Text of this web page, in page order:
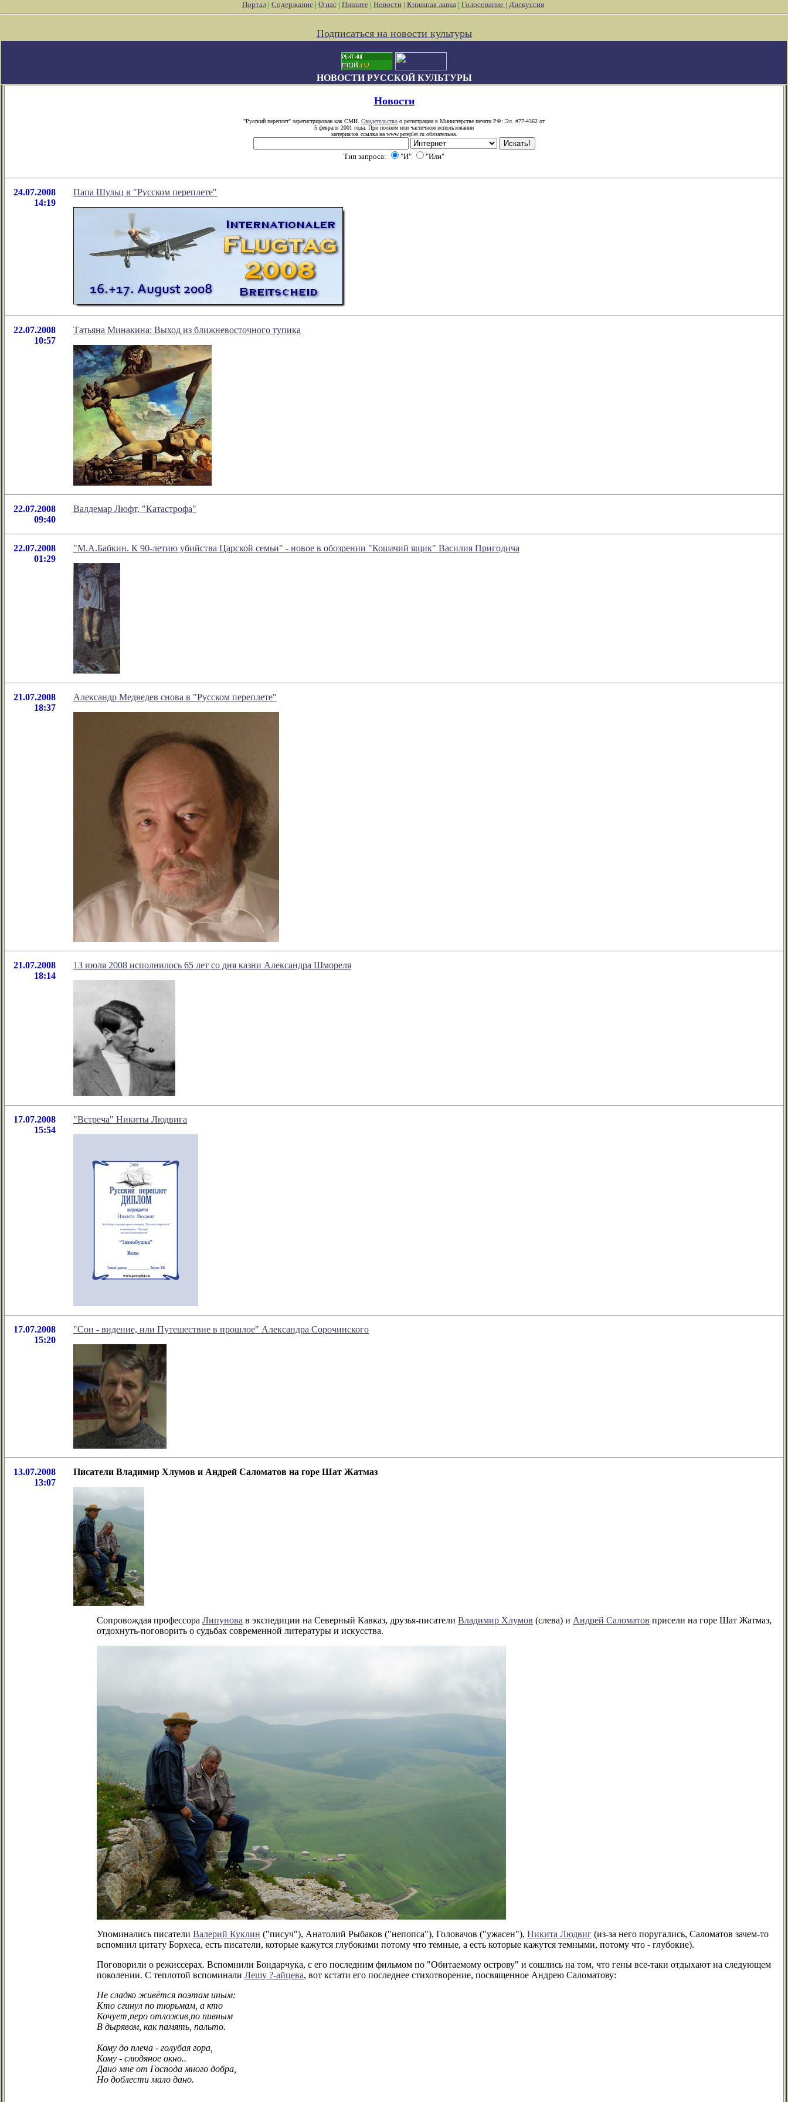
Портал| Содержание| О нас| Пишите| Новости| Книжная лавка| Голосование | Дискуссия
Подписаться на новости культуры
НОВОСТИ РУССКОЙ КУЛЬТУРЫ
Новости
"Русский переплет" зарегистрирован как СМИ. Свидетельство о регистрации в Министерстве печати РФ: Эл. #77-4362 от
5 февраля 2001 года. При полном или частичном использовании
материалов ссылка на www.pereplet.ru обязательна.
Тип запроса: "И" "Или"
24.07.2008
14:19
Папа Шульц в "Русском переплете"
22.07.2008
10:57
Татьяна Минакина: Выход из ближневосточного тупика
22.07.2008
09:40
Валдемар Люфт, "Катастрофа"
22.07.2008
01:29
"М.А.Бабкин. К 90-летию убийства Царской семьи" - новое в обозрении "Кошачий ящик" Василия Пригодича
21.07.2008
18:37
Александр Медведев снова в "Русском переплете"
21.07.2008
18:14
13 июля 2008 исполнилось 65 лет со дня казни Александра Шмореля
17.07.2008
15:54
"Встреча" Никиты Людвига
17.07.2008
15:20
"Сон - видение, или Путешествие в прошлое" Александра Сорочинского
13.07.2008
13:07
Писатели Владимир Хлумов и Андрей Саломатов на горе Шат Жатмаз
Сопровождая профессора Липунова в экспедиции на Северный Кавказ, друзья-писатели Владимир Хлумов (слева) и Андрей Саломатов присели на горе Шат Жатмаз,
отдохнуть-поговорить о судьбах современной литературы и искусства.
Упоминались писатели Валерий Куклин ("писуч"), Анатолий Рыбаков ("непопса"), Головачов ("ужасен"), Никита Людвиг (из-за него поругались, Саломатов зачем-то
вспомнил цитату Борхеса, есть писатели, которые кажутся глубокими потому что темные, а есть которые кажутся темными, потому что - глубокие).
Поговорили о режиссерах. Вспомнили Бондарчука, с его последним фильмом по "Обитаемому острову" и сошлись на том, что гены все-таки отдыхают на следующем
поколении. С теплотой вспоминали Лешу ?-айцева, вот кстати его последнее стихотворение, посвященное Андрею Саломатову:
Не сладко живётся поэтам иным:
Кто сгинул по тюрьмам, а кто
Кочует,перо отложив,по пивным
В дырявом, как память, пальто.
Кому до плеча - голубая гора,
Кому - слюдяное окно..
Дано мне от Господа много добра,
Но доблести мало дано.